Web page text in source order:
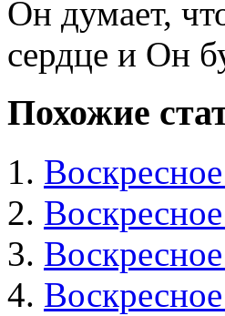
Он думает,
сердце и Он
Похожие